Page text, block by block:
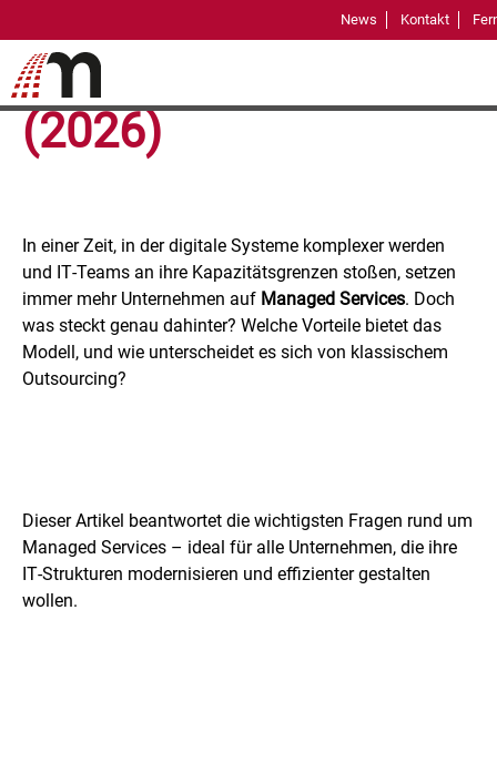
News Kontakt
für Unternehmen
(2026)
In einer Zeit, in der digitale Systeme komplexer werden
und IT‑Teams an ihre Kapazitätsgrenzen stoßen, setzen
immer mehr Unternehmen auf Managed Services. Doch
was steckt genau dahinter? Welche Vorteile bietet das
Modell, und wie unterscheidet es sich von klassischem
Outsourcing?
Dieser Artikel beantwortet die wichtigsten Fragen rund um
Managed Services – ideal für alle Unternehmen, die ihre
IT‑Strukturen modernisieren und effizienter gestalten
wollen.